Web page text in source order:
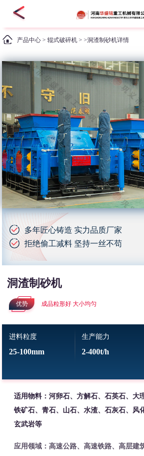
产品中心 >辊式破碎机 > >洞渣制砂机详情
多年匠心铸造 实力品质厂家
拒绝偷工减料 坚持一丝不苟
洞渣制砂机
优势 成品粒形好 大小均匀
进料粒度
25-100mm
生产能力
2-400t/h
适用物料：河卵石、方解石、石英石、大
铁矿石、青石、山石、水渣、石灰石、风
玄武岩等
应用领域：高速公路、高速铁路、高层建